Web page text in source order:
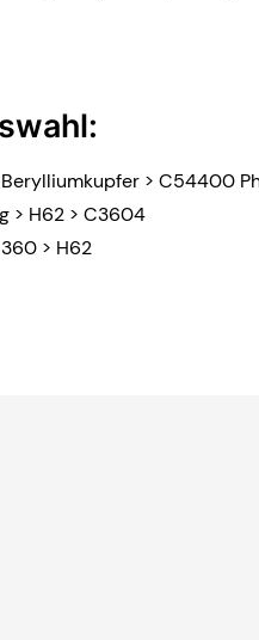
> C54400
> H62 > C3604
> H62